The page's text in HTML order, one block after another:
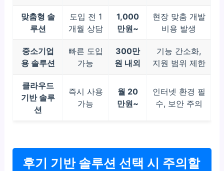
맞춤형 솔
루션
도입 전 1
개월 상담
1,000
만원~
현장 맞춤 개발
비용 발생
중소기업
용 솔루션
빠른 도입
가능
300만
원 내외
기능 간소화,
지원 범위 제한
클라우드
기반 솔루
션
즉시 사용
가능
월 20
만원~
인터넷 환경 필
수, 보안 주의
후기 기반 솔루션 선택 시 주의할